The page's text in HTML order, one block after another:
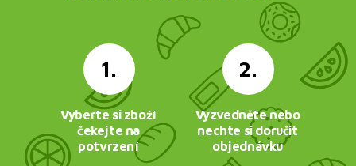
1.
Vyberte si zboží
čekejte na
potvrzení
2.
Vyzvedněte nebo
nechte si doručit
objednávku